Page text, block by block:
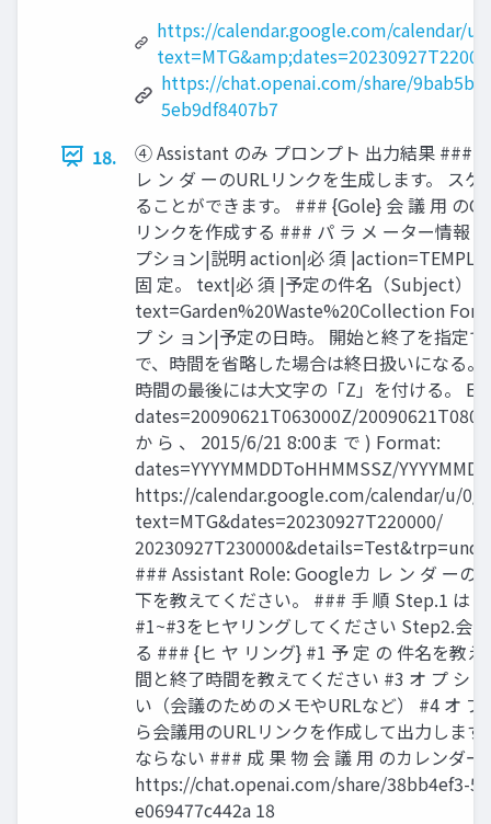
https://calendar.google.com/calendar/
https://chat.openai.com/share/
5eb9df8407b7
18.
④ Assistant のみ プロンプト 出力結果 ###
レ ン ダ ーのURLリンクを生成します。 ス
ることができます。 ### {Gole} 会 議 用 の
リンクを作成する ### パ ラ メ ーター情報
プション|説明 action|必 須
固 定。 text|必 須 |予定の件名（Subject）
text=Garden%20Waste%20Collection
プ シ ョン|予定の日時。 開始と終了を指定
で、時間を省略した場合は終日扱いになる
時間の最後には大文字の「Z」を付ける。
dates=20090621T063000Z/
か ら 、 2015/6/21 8:00ま で ) Format:
dates=YYYYMMDDToHHMMSSZ/
https://calendar.google.com/calendar/u/0/
text=MTG&dates=20230927T220000/
### Assistant Role: Googleカ レ ン ダ ーの
下を教えてください。 ### 手 順 Step.1 は
#1~#3をヒヤリングしてください Step2.会
る ### {ヒ ヤ リング} #1 予 定 の 件名を教
間と終了時間を教えてください #3 オ プ シ
い（会議のためのメモやURLなど） #4 オ
ら会議用のURLリンクを作成して出力しま
ならない ### 成 果 物 会 議 用 のカレンダー
https://chat.openai.com/share/38bb4ef3-
e069477c442a 18